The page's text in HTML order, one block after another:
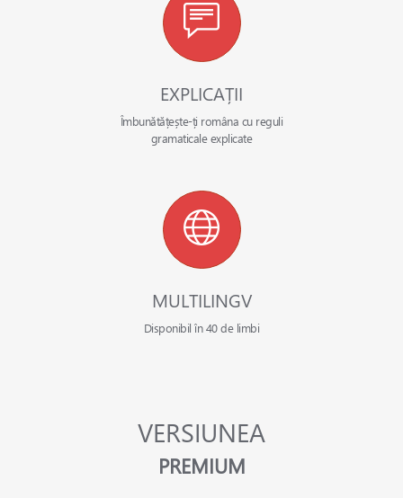
EXPLICAȚII
Îmbunătățește-ți româna cu reguli
gramaticale explicate
MULTILINGV
Disponibil în 40 de limbi
VERSIUNEA
PREMIUM